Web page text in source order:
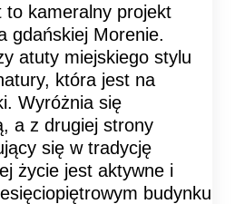
to kameralny projekt
gdańskiej Morenie.
atuty miejskiego stylu
która jest na
Wyróżnia się
a z drugiej strony
się w tradycję
życie jest aktywne i
budynku